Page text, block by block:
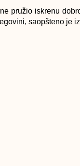
pružio iskrenu
saopšteno je